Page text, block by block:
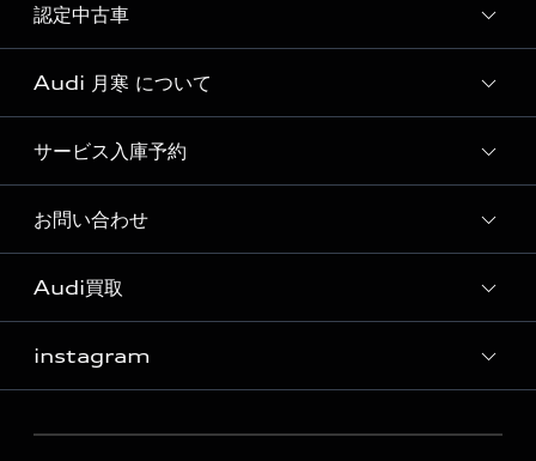
新車検索
認定中古車
Audi認定中古車検索
Audi 月寒 について
Audi 月寒 店舗情報
Audi 月寒 認定中古車コーナー
Audi 月寒 運営会社概要
定期点検 / 車検 料金表
来店型オペレーション
サービス入庫予約
Audi 月寒 サービス入庫予約
お問い合わせ
各種お問い合わせ
Audi買取
Audi買取
instagram
instagram